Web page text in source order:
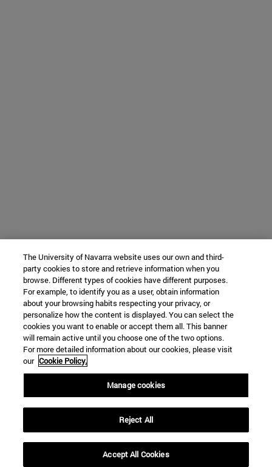
The University of Navarra website uses our own and third-
party cookies to store and retrieve information when you
browse. Different types of cookies have different purposes.
For example, to identify you as a user, obtain information
about your browsing habits respecting your privacy, or
personalize how the content is displayed. You can select the
cookies you want to enable or accept them all. This banner
will remain active until you choose one of the two options.
For more detailed information about our cookies, please visit
our Cookie Policy.
Manage cookies
Reject All
Accept All Cookies